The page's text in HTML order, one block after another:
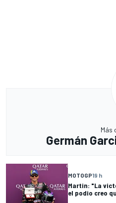
Más
Germán
MOTOGP19 h
Martin: "La
el podio creo